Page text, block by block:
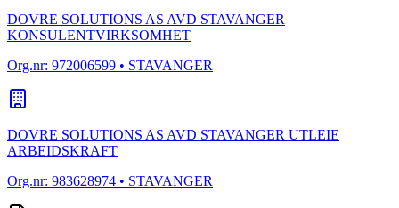
DOVRE SOLUTIONS AS AVD STAVANGER
KONSULENTVIRKSOMHET
Org.nr: 972006599 • STAVANGER
DOVRE SOLUTIONS AS AVD STAVANGER UTLEIE
ARBEIDSKRAFT
Org.nr: 983628974 • STAVANGER